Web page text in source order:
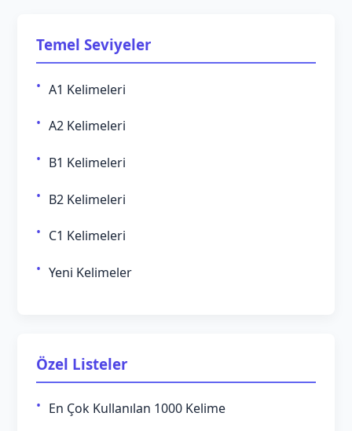
Temel Seviyeler
A1 Kelimeleri
A2 Kelimeleri
B1 Kelimeleri
B2 Kelimeleri
C1 Kelimeleri
Yeni Kelimeler
Özel Listeler
En Çok Kullanılan 1000 Kelime